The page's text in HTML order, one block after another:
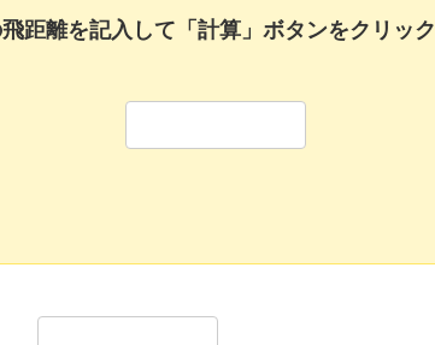
距離を記入して「計算」ボタンをクリック